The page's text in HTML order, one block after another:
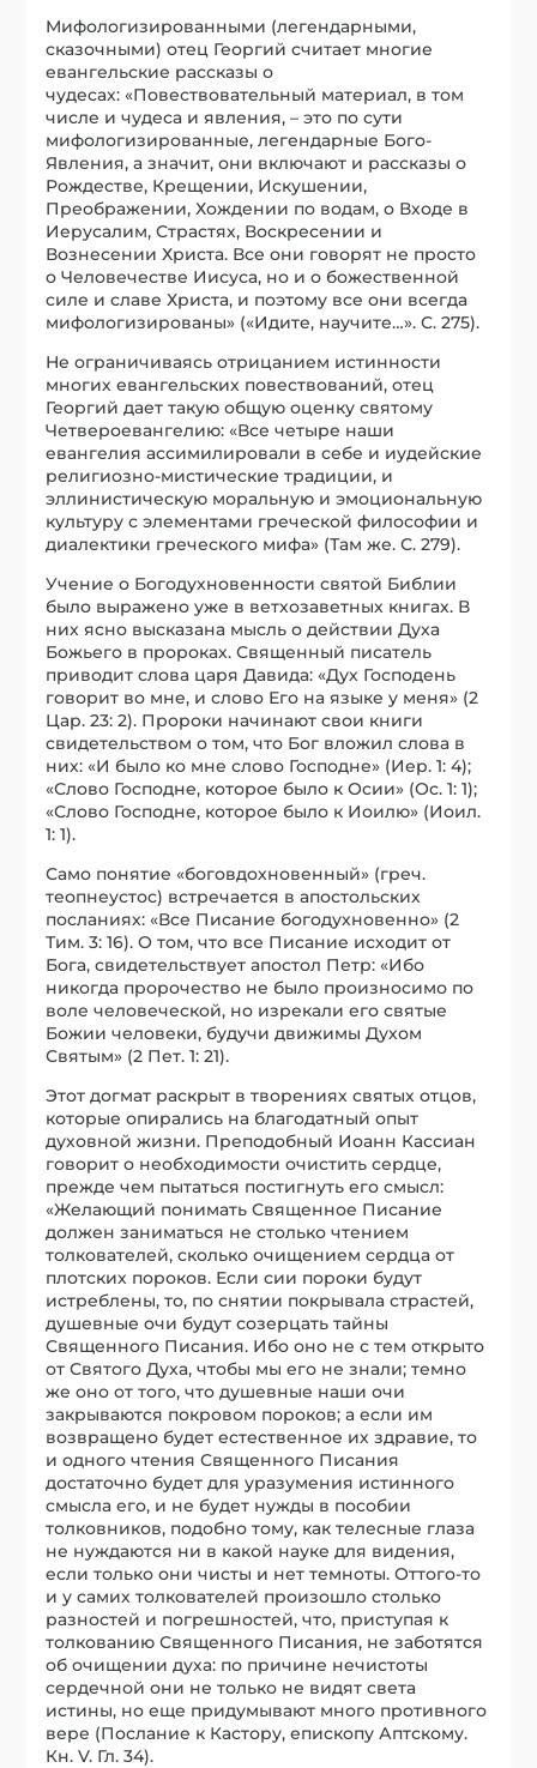
Мифологизированными (легендарными,
сказочными) отец Георгий считает многие
евангельские рассказы о
чудесах: «Повествовательный материал, в том
числе и чудеса и явления, – это по сути
мифологизированные, легендарные Бого-
Явления, а значит, они включают и рассказы о
Рождестве, Крещении, Искушении,
Преображении, Хождении по водам, о Входе в
Иерусалим, Страстях, Воскресении и
Вознесении Христа. Все они говорят не просто
о Человечестве Иисуса, но и о божественной
силе и славе Христа, и поэтому все они всегда
мифологизированы» («Идите, научите…». С. 275).
Не ограничиваясь отрицанием истинности
многих евангельских повествований, отец
Георгий дает такую общую оценку святому
Четвероевангелию: «Все четыре наши
евангелия ассимилировали в себе и иудейские
религиозно-мистические традиции, и
эллинистическую моральную и эмоциональную
культуру с элементами греческой философии и
диалектики греческого мифа» (Там же. С. 279).
Учение о Богодухновенности святой Библии
было выражено уже в ветхозаветных книгах. В
них ясно высказана мысль о действии Духа
Божьего в пророках. Священный писатель
приводит слова царя Давида: «Дух Господень
говорит во мне, и слово Его на языке у меня» (2
Цар. 23: 2). Пророки начинают свои книги
свидетельством о том, что Бог вложил слова в
них: «И было ко мне слово Господне» (Иер. 1: 4);
«Слово Господне, которое было к Осии» (Ос. 1: 1);
«Слово Господне, которое было к Иоилю» (Иоил.
1: 1).
Само понятие «боговдохновенный» (греч.
теопнеустос) встречается в апостольских
посланиях: «Все Писание богодухновенно» (2
Тим. 3: 16). О том, что все Писание исходит от
Бога, свидетельствует апостол Петр: «Ибо
никогда пророчество не было произносимо по
воле человеческой, но изрекали его святые
Божии человеки, будучи движимы Духом
Святым» (2 Пет. 1: 21).
Этот догмат раскрыт в творениях святых отцов,
которые опирались на благодатный опыт
духовной жизни. Преподобный Иоанн Кассиан
говорит о необходимости очистить сердце,
прежде чем пытаться постигнуть его смысл:
«Желающий понимать Священное Писание
должен заниматься не столько чтением
толкователей, сколько очищением сердца от
плотских пороков. Если сии пороки будут
истреблены, то, по снятии покрывала страстей,
душевные очи будут созерцать тайны
Священного Писания. Ибо оно не с тем открыто
от Святого Духа, чтобы мы его не знали; темно
же оно от того, что душевные наши очи
закрываются покровом пороков; а если им
возвращено будет естественное их здравие, то
и одного чтения Священного Писания
достаточно будет для уразумения истинного
смысла его, и не будет нужды в пособии
толковников, подобно тому, как телесные глаза
не нуждаются ни в какой науке для видения,
если только они чисты и нет темноты. Оттого-то
и у самих толкователей произошло столько
разностей и погрешностей, что, приступая к
толкованию Священного Писания, не заботятся
об очищении духа: по причине нечистоты
сердечной они не только не видят света
истины, но еще придумывают много противного
вере (Послание к Кастору, епископу Аптскому.
Кн. V. Гл. 34).